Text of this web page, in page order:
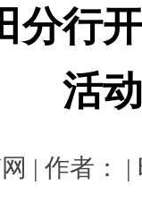
分行
活动
| 作者： |